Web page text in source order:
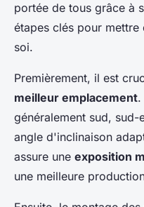
portée de tous grâce à
étapes clés pour mettre
soi.
Premièrement, il est
meilleur emplacement.
généralement sud,
angle d'inclinaison
assure une exposition
une meilleure